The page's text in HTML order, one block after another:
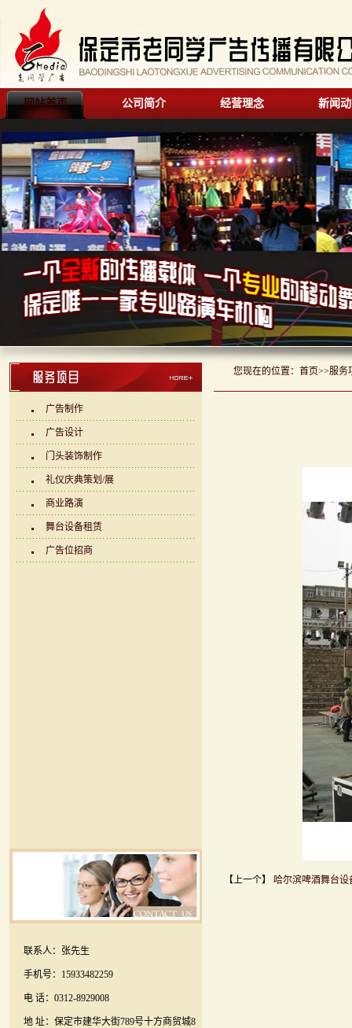
网站首页 公司简介 经营理念 新闻
广告制作
广告设计
门头装饰制作
礼仪庆典策划/展
商业路演
舞台设备租赁
广告位招商
联系人：张先生
手机号：15933482259
电 话：0312-8929008
地 址：保定市建华大街789号十方商贸城8
您现在的位置： 首页>>服务
【上一个】 哈尔滨啤酒舞台设